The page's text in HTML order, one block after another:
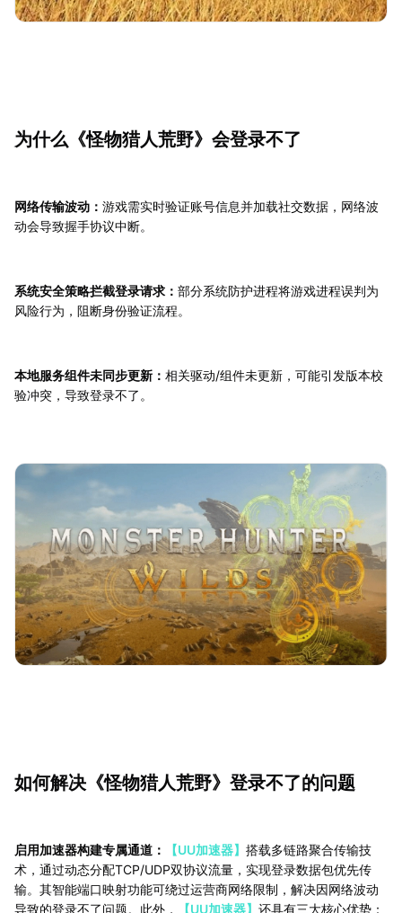
为什么《怪物猎人荒野》会登录不了
网络传输波动： 游戏需实时验证账号信息并加载社交数据，网络波
动会导致握手协议中断。
系统安全策略拦截登录请求： 部分系统防护进程将游戏进程误判为
风险行为，阻断身份验证流程。
本地服务组件未同步更新： 相关驱动/组件未更新，可能引发版本校
验冲突，导致登录不了。
如何解决《怪物猎人荒野》登录不了的问题
启用加速器构建专属通道： 【UU加速器】 搭载多链路聚合传输技
术，通过动态分配TCP/UDP双协议流量，实现登录数据包优先传
输。其智能端口映射功能可绕过运营商网络限制，解决因网络波动
导致的登录不了问题。此外，
【UU加速器】 还具有三大核心优势：